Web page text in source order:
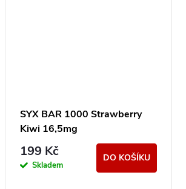
SYX BAR 1000 Strawberry
Kiwi 16,5mg
199 Kč
Skladem
DO KOŠÍKU